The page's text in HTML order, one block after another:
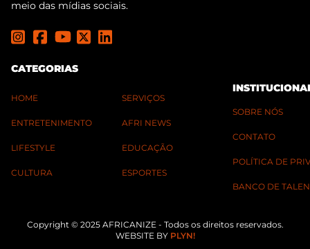
meio das mídias sociais.
CATEGORIAS
HOME
ENTRETENIMENTO
LIFESTYLE
CULTURA
SERVIÇOS
AFRI NEWS
EDUCAÇÃO
ESPORTES
SOBRE NÓS
CONTATO
POLÍTICA DE
BANCO DE
Copyright © 2025 AFRICANIZE - Todos os direitos reservados.
WEBSITE BY PLYN!